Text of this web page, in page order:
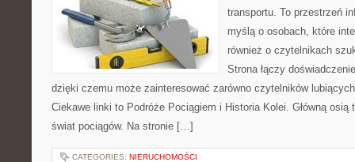
transportu. To przestrzeń
myślą o osobach, które
również o czytelnikach
Strona łączy
dzięki czemu może zainteresować zarówno czytelników
Ciekawe linki to Podróże Pociągiem i Historia Kolei. Główną
świat pociągów. Na stronie […]
CATEGORIES: NIERUCHOMOŚCI